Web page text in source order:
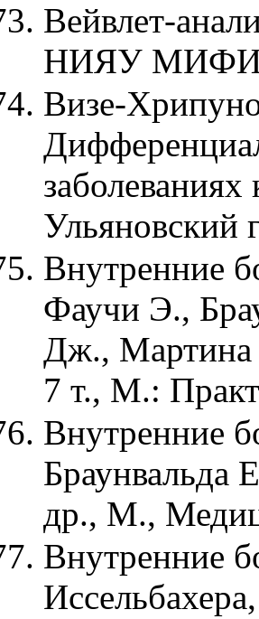
Вейвлет-
НИЯУ МИФИ,
Визе-
Ульяновский
Внутренние
Фаучи Э.,
Дж., Мартина
7 т., М.:
Внутренние
Браунвальда
др., М.,
Внутренние